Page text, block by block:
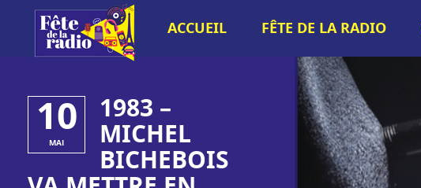
ACCUEIL FÊTE DE LA RADIO
10
MAI
1983 –
MICHEL
BICHEBOIS